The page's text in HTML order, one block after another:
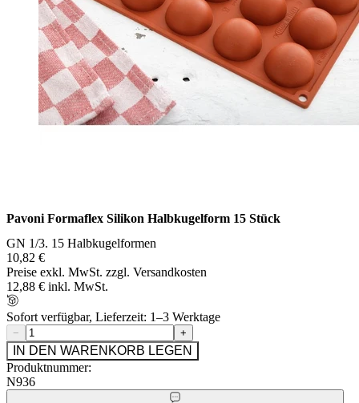
Pavoni Formaflex Silikon Halbkugelform 15 Stück
GN 1/3. 15 Halbkugelformen
10,82 €
Preise exkl. MwSt. zzgl. Versandkosten
12,88 € inkl. MwSt.
Sofort verfügbar, Lieferzeit: 1–3 Werktage
− +
IN DEN WARENKORB LEGEN
Produktnummer:
N936